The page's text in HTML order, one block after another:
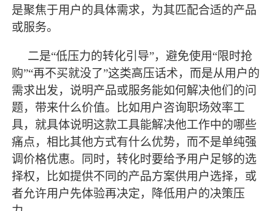
是聚焦于用户的具体需求，为其匹配合适的产品
或服务。
二是“低压力的转化引导”，避免使用“限时抢
购”“再不买就没了”这类高压话术，而是从用户的
需求出发，说明产品或服务能如何解决他们的问
题，带来什么价值。比如用户咨询职场效率工
具，就具体说明这款工具能解决他工作中的哪些
痛点，相比其他方式有什么优势，而不是单纯强
调价格优惠。同时，转化时要给予用户足够的选
择权，比如提供不同的产品方案供用户选择，或
者允许用户先体验再决定，降低用户的决策压